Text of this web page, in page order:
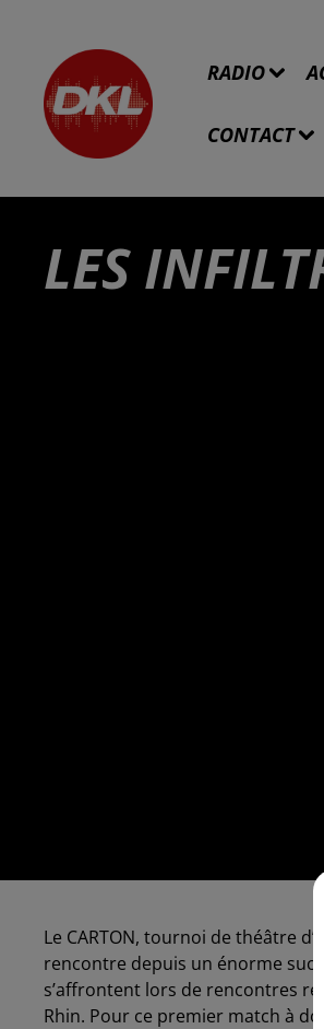
RADIO
CONTACT
LES
Le CARTON, tournoi de théâtre
rencontre depuis un énorme
s’affrontent lors de rencontres
Rhin. Pour ce premier match à